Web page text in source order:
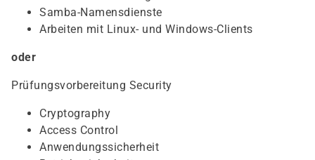
Samba-Namensdienste
Arbeiten mit Linux- und Windows-Clients
oder
Prüfungsvorbereitung Security
Cryptography
Access Control
Anwendungssicherheit